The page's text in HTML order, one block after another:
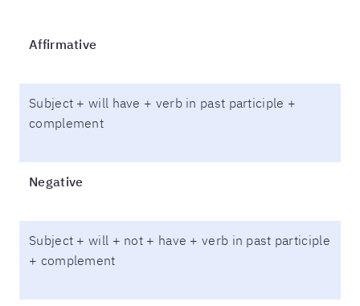
Affirmative
Subject + will have + verb in past participle +
complement
Negative
Subject + will + not + have + verb in past participle
+ complement